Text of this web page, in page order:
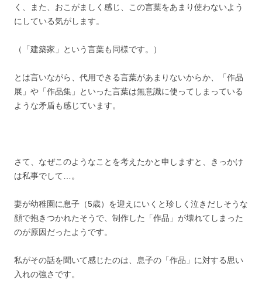
く、また、おこがましく感じ、この言葉をあまり使わないよう
にしている気がします。
（「建築家」という言葉も同様です。）
とは言いながら、代用できる言葉があまりないからか、「作品
展」や「作品集」といった言葉は無意識に使ってしまっている
ような矛盾も感じています。
さて、なぜこのようなことを考えたかと申しますと、きっかけ
は私事でして…。
妻が幼稚園に息子（5歳）を迎えにいくと珍しく泣きだしそうな
顔で抱きつかれたそうで、制作した「作品」が壊れてしまった
のが原因だったようです。
私がその話を聞いて感じたのは、息子の「作品」に対する思い
入れの強さです。